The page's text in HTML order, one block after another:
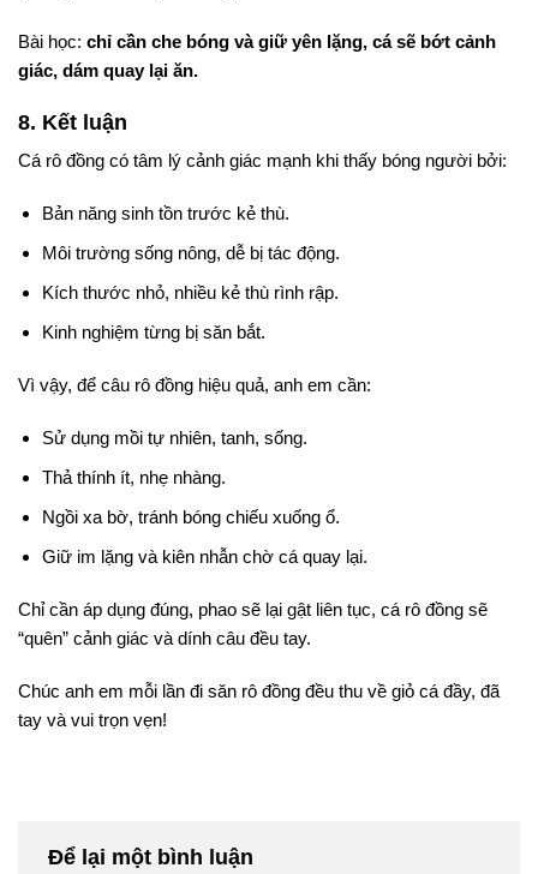
Bài học: chỉ cần che bóng và giữ yên lặng, cá sẽ bớt cảnh
giác, dám quay lại ăn.
8. Kết luận
Cá rô đồng có tâm lý cảnh giác mạnh khi thấy bóng người bởi:
Bản năng sinh tồn trước kẻ thù.
Môi trường sống nông, dễ bị tác động.
Kích thước nhỏ, nhiều kẻ thù rình rập.
Kinh nghiệm từng bị săn bắt.
Vì vậy, để câu rô đồng hiệu quả, anh em cần:
Sử dụng mồi tự nhiên, tanh, sống.
Thả thính ít, nhẹ nhàng.
Ngồi xa bờ, tránh bóng chiếu xuống ổ.
Giữ im lặng và kiên nhẫn chờ cá quay lại.
Chỉ cần áp dụng đúng, phao sẽ lại gật liên tục, cá rô đồng sẽ
“quên” cảnh giác và dính câu đều tay.
Chúc anh em mỗi lần đi săn rô đồng đều thu về giỏ cá đầy, đã
tay và vui trọn vẹn!
Để lại một bình luận